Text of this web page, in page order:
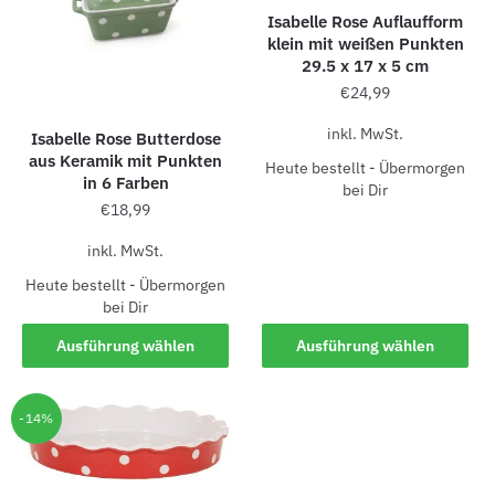
Isabelle Rose Butterdose
aus Keramik mit Punkten
in 6 Farben
€18,99
inkl. MwSt.
Heute bestellt - Übermorgen
bei Dir
Ausführung wählen
Isabelle Rose Auflaufform
klein mit weißen Punkten
29.5 x 17 x 5 cm
€24,99
inkl. MwSt.
Heute bestellt - Übermorgen
bei Dir
Ausführung wählen
-14%